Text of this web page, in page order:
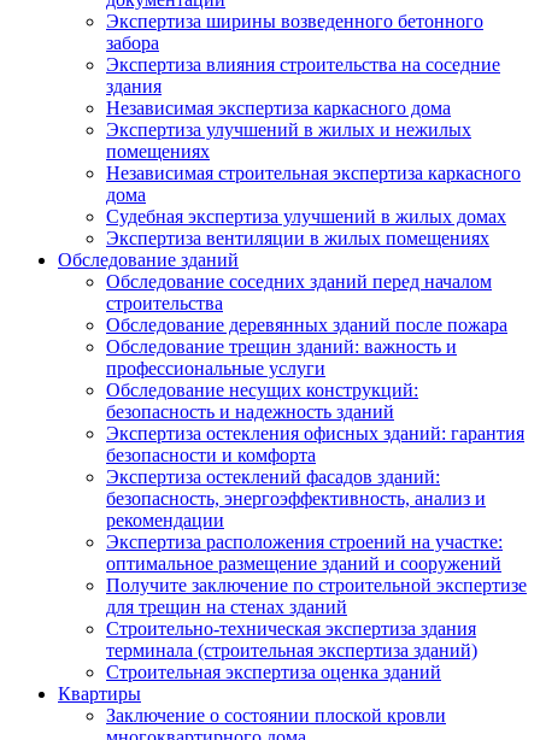
Экспертиза ширины возведенного бетонного
забора
Экспертиза влияния строительства на соседние
здания
Независимая экспертиза каркасного дома
Экспертиза улучшений в жилых и нежилых
помещениях
Независимая строительная экспертиза каркасного
дома
Судебная экспертиза улучшений в жилых домах
Экспертиза вентиляции в жилых помещениях
Обследование зданий
Обследование соседних зданий перед началом
строительства
Обследование деревянных зданий после пожара
Обследование трещин зданий: важность и
профессиональные услуги
Обследование несущих конструкций:
безопасность и надежность зданий
Экспертиза остекления офисных зданий: гарантия
безопасности и комфорта
Экспертиза остеклений фасадов зданий:
безопасность, энергоэффективность, анализ и
рекомендации
Экспертиза расположения строений на участке:
оптимальное размещение зданий и сооружений
Получите заключение по строительной экспертизе
для трещин на стенах зданий
Строительно-техническая экспертиза здания
терминала (строительная экспертиза зданий)
Строительная экспертиза оценка зданий
Квартиры
Заключение о состоянии плоской кровли